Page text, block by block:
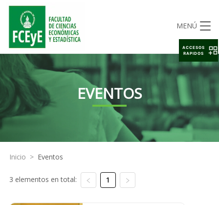
MENÚ
EVENTOS
Inicio > Eventos
3 elementos en total: 1
ACCESOS
RAPIDOS